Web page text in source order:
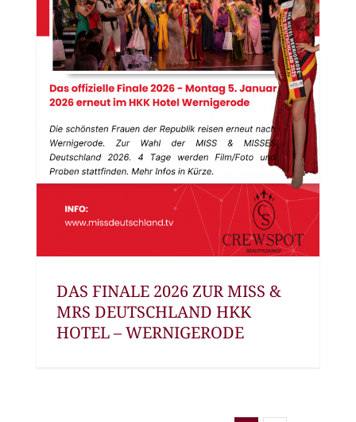
DAS FINALE 2026 ZUR MISS &
MRS DEUTSCHLAND HKK
HOTEL – WERNIGERODE